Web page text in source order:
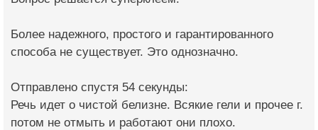
Более надежного, простого и гарантированного
способа не существует. Это однозначно.
Отправлено спустя 54 секунды:
Речь идет о чистой белизне. Всякие гели и прочее г.
потом не отмыть и работают они плохо.